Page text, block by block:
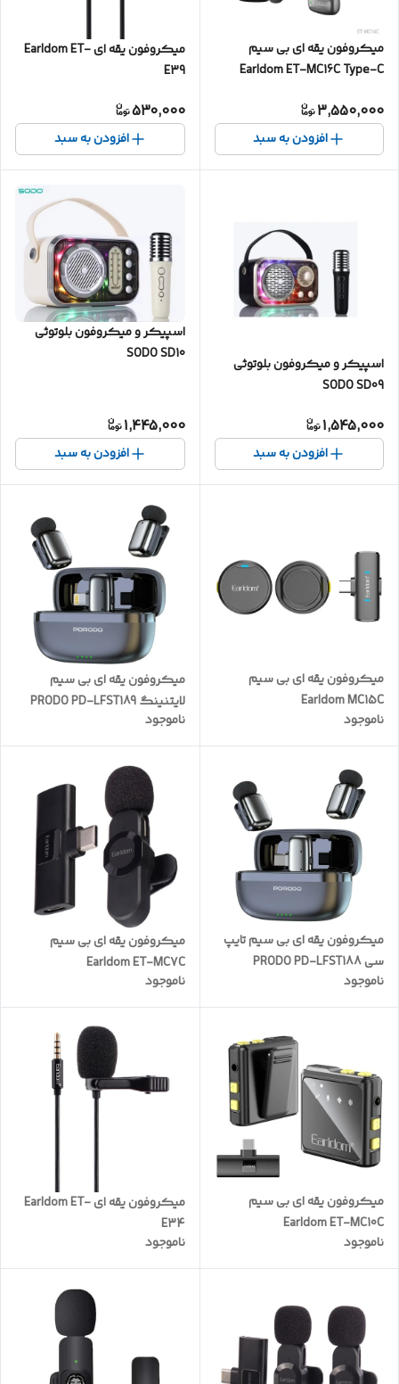
میکروفون یقه ای بی سیم
Earldom ET-MC16C Type-C
3,550,000
افزودن به سبد
میکروفون یقه ای Earldom ET-
E39
530,000
افزودن به سبد
اسپیکر و میکروفون بلوتوثی
SODO SD09
1,545,000
افزودن به سبد
اسپیکر و میکروفون بلوتوثی
SODO SD10
1,445,000
افزودن به سبد
میکروفون یقه ای بی سیم
Earldom MC15C
ناموجود
میکروفون یقه ای بی سیم
لایتنینگ PRODO PD-LFST189
Lavalier
ناموجود
میکروفون یقه ای بی سیم تایپ
سی PRODO PD-LFST188
Lavalier
ناموجود
میکروفون یقه ای بی سیم
Earldom ET-MC7C
ناموجود
میکروفون یقه ای بی سیم
Earldom ET-MC10C
ناموجود
میکروفون یقه ای Earldom ET-
E34
ناموجود